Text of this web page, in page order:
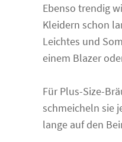
Ebenso trendig
Kleidern schon
Leichtes und
einem Blazer
Für Plus-Size-
schmeicheln sie
lange auf den